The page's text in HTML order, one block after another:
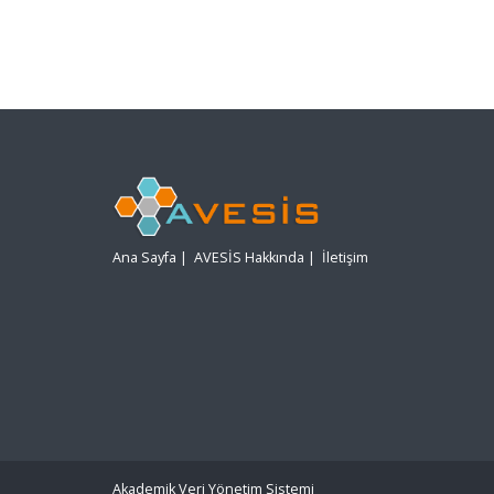
Ana Sayfa | AVESİS Hakkında | İletişim
Akademik Veri Yönetim Sistemi